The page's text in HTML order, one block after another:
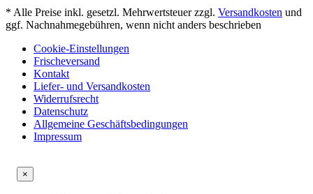
* Alle Preise inkl. gesetzl. Mehrwertsteuer zzgl. Versandkosten und
ggf. Nachnahmegebühren, wenn nicht anders beschrieben
Cookie-Einstellungen
Frischeversand
Kontakt
Liefer- und Versandkosten
Widerrufsrecht
Datenschutz
Allgemeine Geschäftsbedingungen
Impressum
×